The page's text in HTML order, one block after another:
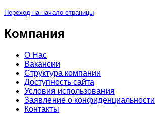
Переход на начало страницы
Компания
О Нас
Вакансии
Структура компании
Доступность сайта
Условия использования
Заявление о конфиденциальности
Контакты